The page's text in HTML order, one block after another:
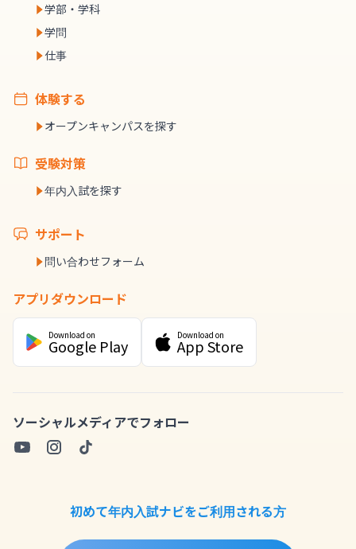
学部・学科
学問
仕事
体験する
オープンキャンパスを探す
受験対策
年内入試を探す
サポート
問い合わせフォーム
アプリダウンロード
Download on
Google Play
Download on
App Store
ソーシャルメディアでフォロー
初めて年内入試ナビをご利用される方